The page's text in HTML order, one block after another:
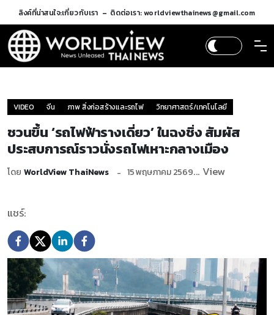
ลิงค์ที่น่าสนใจ:เกี่ยวกับเรา ติดต่อเรา: worldviewthainews@gmail.com
VIDEO จีน ภาพ สิ่งก่อสร้างและรถไฟ วิทยาศาสตร์/เทคโนโลยี
ชวนขึ้น ‘รถไฟฟ้ารางเดี่ยว’ ในฉงชิ่ง สัมผัส
ประสบการณ์ราวนั่งรถไฟเหาะกลางเมือง
โดย WorldView ThaiNews 15 พฤษภาคม 2569... View
แชร์: